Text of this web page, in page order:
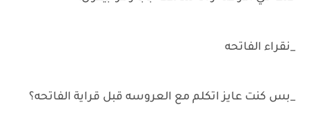
_نقراء الفاتحه
_بس كنت عايز اتكلم مع العروسه قبل قراية الفاتحه؟